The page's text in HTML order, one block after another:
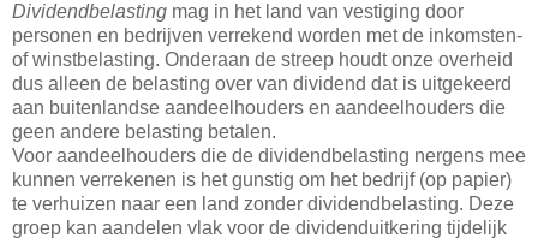
Dividendbelasting mag in het land van vestiging door
personen en bedrijven verrekend worden met de inkomsten-
of winstbelasting. Onderaan de streep houdt onze overheid
dus alleen de belasting over van dividend dat is uitgekeerd
aan buitenlandse aandeelhouders en aandeelhouders die
geen andere belasting betalen.
Voor aandeelhouders die de dividendbelasting nergens mee
kunnen verrekenen is het gunstig om het bedrijf (op papier)
te verhuizen naar een land zonder dividendbelasting. Deze
groep kan aandelen vlak voor de dividenduitkering tijdelijk